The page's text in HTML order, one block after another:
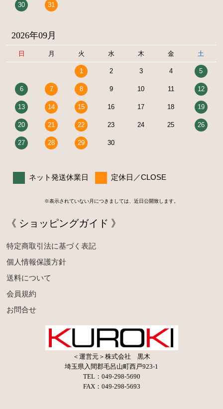
30 31
2026年09月
日 月 火 水 木 金 土
1 2 3 4 5
6 7 8 9 10 11 12
13 14 15 16 17 18 19
20 21 22 23 24 25 26
27 28 29 30
ネット発送休業日 定休日／CLOSE
※表示されていない月につきましては、近日公開致します。
《 ショッピングガイド 》
特定商取引法に基づく表記
個人情報保護方針
送料について
会員規約
お問合せ
＜運営元＞株式会社 黒木
埼玉県入間郡毛呂山町西戸923-1
TEL：049-298-5690
FAX：049-298-5693